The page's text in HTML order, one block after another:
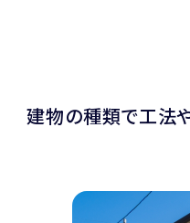
建物の種類で工法